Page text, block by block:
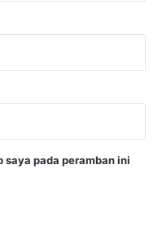
saya pada peramban ini